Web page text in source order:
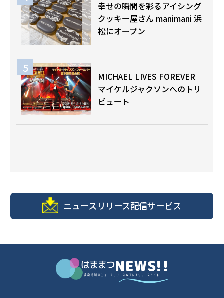
幸せの瞬間を彩るアイシング
クッキー屋さん manimani 浜
松にオープン
MICHAEL LIVES FOREVER
マイケルジャクソンへのトリ
ビュート
ニュースリリース配信サービス